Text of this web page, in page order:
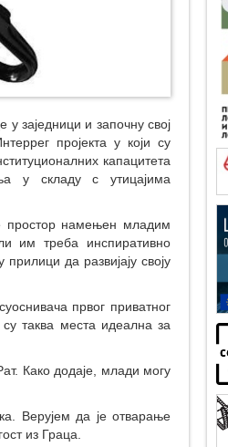
заједници и започну свој
пројекта у који су
капацитета
у складу с утицајима
простор намењен младим
им треба инспиративно
да развијају своју
првог приватног
таква места идеална за
Како додаје, млади могу
Верујем да је отварање
из Граца.